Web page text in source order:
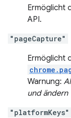
Ermöglicht
API.
"pageCapture"
Ermöglicht
Warnung:
und ändern
"platformKeys"